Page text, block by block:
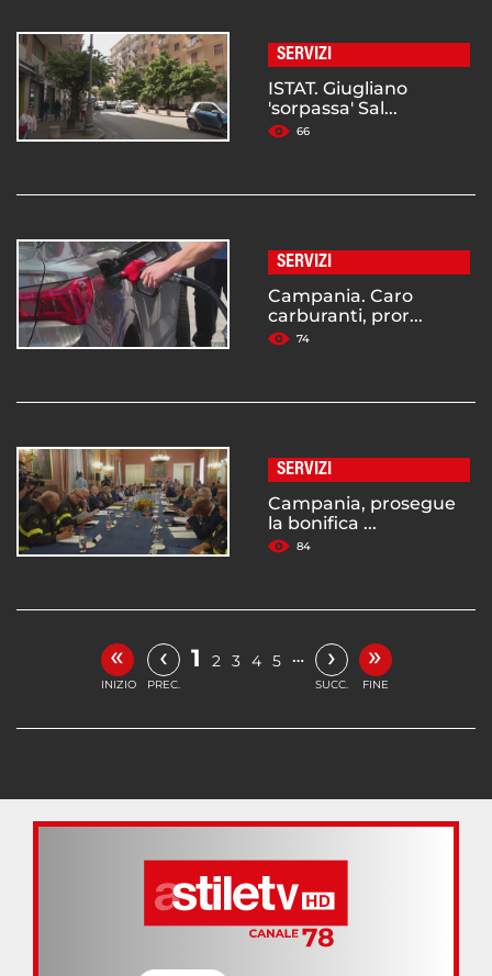
SERVIZI
ISTAT. Giugliano
'sorpassa' Sal...
66
SERVIZI
Campania. Caro
carburanti, pror...
74
SERVIZI
Campania, prosegue
la bonifica ...
84
«
INIZIO
‹
PREC.
1 2 3 4 5 … ›
SUCC.
»
FINE